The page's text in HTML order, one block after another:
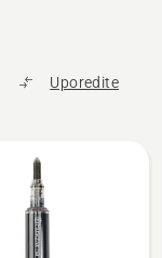
Uporedite